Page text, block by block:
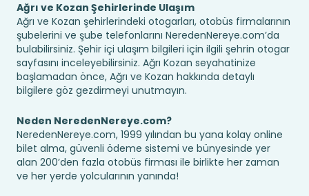
Ağrı ve Kozan Şehirlerinde Ulaşım
Ağrı ve Kozan şehirlerindeki otogarları, otobüs firmalarının
şubelerini ve şube telefonlarını NeredenNereye.com’da
bulabilirsiniz. Şehir içi ulaşım bilgileri için ilgili şehrin otogar
sayfasını inceleyebilirsiniz. Ağrı Kozan seyahatinize
başlamadan önce, Ağrı ve Kozan hakkında detaylı
bilgilere göz gezdirmeyi unutmayın.
Neden NeredenNereye.com?
NeredenNereye.com, 1999 yılından bu yana kolay online
bilet alma, güvenli ödeme sistemi ve bünyesinde yer
alan 200’den fazla otobüs firması ile birlikte her zaman
ve her yerde yolcularının yanında!